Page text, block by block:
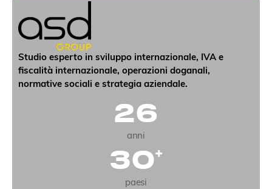
g
n
u
p
Studio esperto in sviluppo internazionale, IVA e
fiscalità internazionale, operazioni doganali,
normative sociali e strategia aziendale.
anni
26
paesi
30+